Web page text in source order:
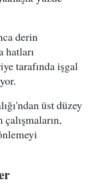
derin
hatları
tarafında işgal
üst düzey